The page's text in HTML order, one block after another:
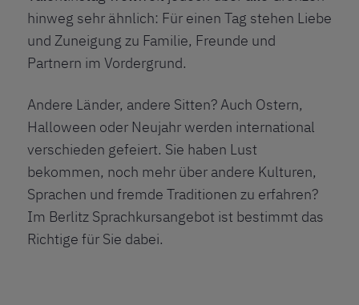
hinweg sehr ähnlich: Für einen Tag stehen Liebe
und Zuneigung zu Familie, Freunde und
Partnern im Vordergrund.
Andere Länder, andere Sitten? Auch Ostern,
Halloween oder Neujahrwerden international
verschieden gefeiert. Sie haben Lust
bekommen, noch mehr über andere Kulturen,
Sprachen und fremde Traditionen zu erfahren?
Im Berlitz Sprachkursangebot ist bestimmt das
Richtige für Sie dabei.